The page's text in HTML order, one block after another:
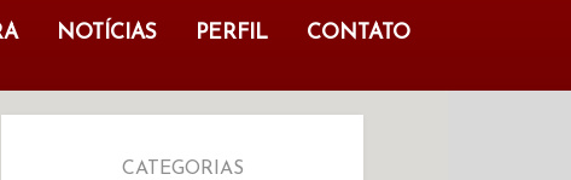
NOTÍCIAS PERFIL CONTATO
CATEGORIAS